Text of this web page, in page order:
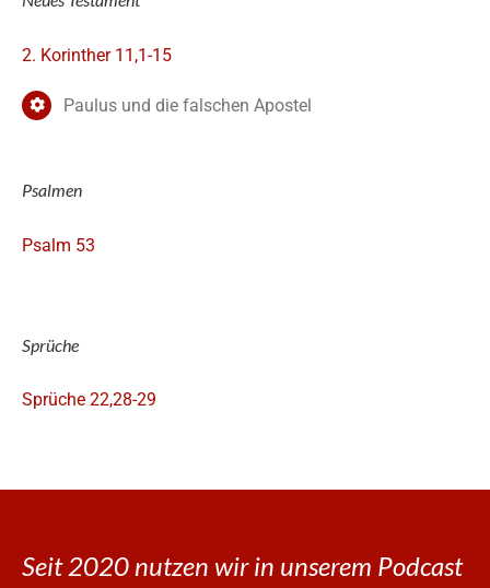
2. Korinther 11,1-15
Paulus und die falschen Apostel
Psalmen
Psalm 53
Sprüche
Sprüche 22,28-29
Seit 2020 nutzen wir in unserem Podcast